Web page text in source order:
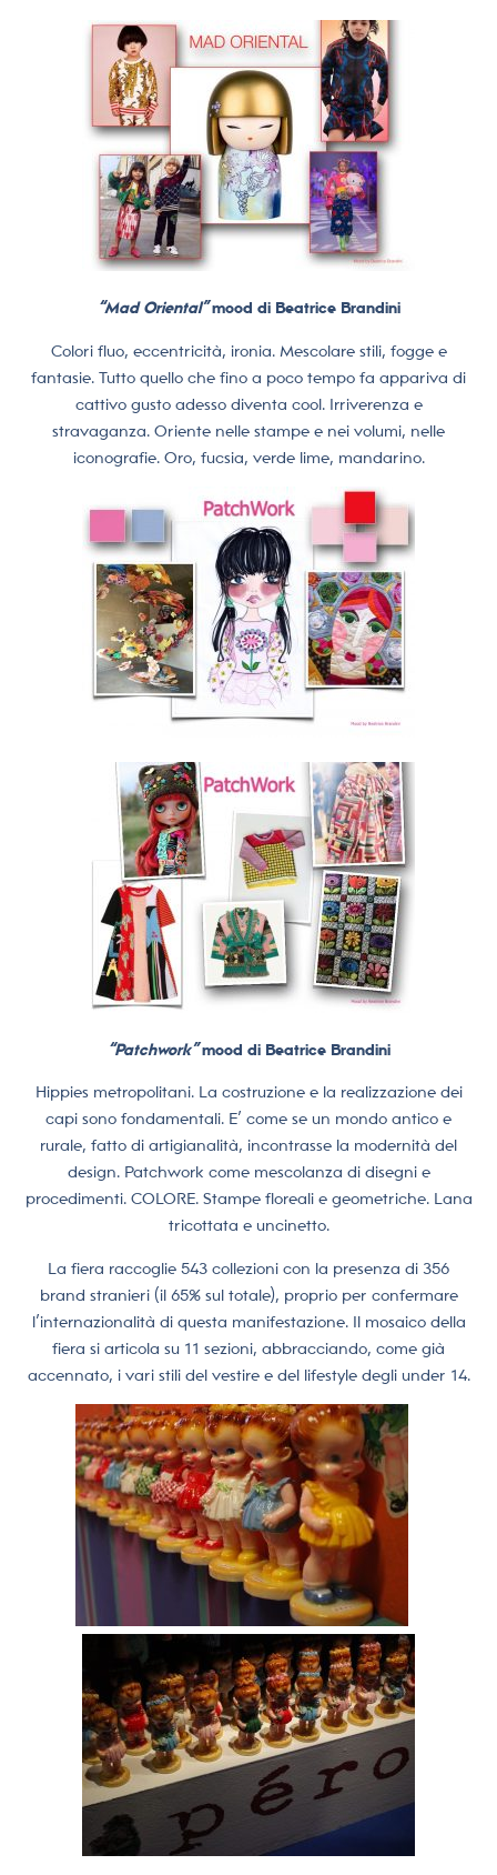
“Mad Oriental”mood di Beatrice Brandini
Colori fluo, eccentricità, ironia. Mescolare stili, fogge e
fantasie. Tutto quello che fino a poco tempo fa appariva di
cattivo gusto adesso diventa cool. Irriverenza e
stravaganza. Oriente nelle stampe e nei volumi, nelle
iconografie. Oro, fucsia, verde lime, mandarino.
“Patchwork”mood di Beatrice Brandini
Hippies metropolitani. La costruzione e la realizzazione dei
capi sono fondamentali. E’ come se un mondo antico e
rurale, fatto di artigianalità, incontrasse la modernità del
design. Patchwork come mescolanza di disegni e
procedimenti. COLORE. Stampe floreali e geometriche. Lana
tricottata e uncinetto.
La fiera raccoglie 543 collezioni con la presenza di 356
brand stranieri (il 65% sul totale), proprio per confermare
l’internazionalità di questa manifestazione. Il mosaico della
fiera si articola su 11 sezioni, abbracciando, come già
accennato, i vari stili del vestire e del lifestyle degli under 14.